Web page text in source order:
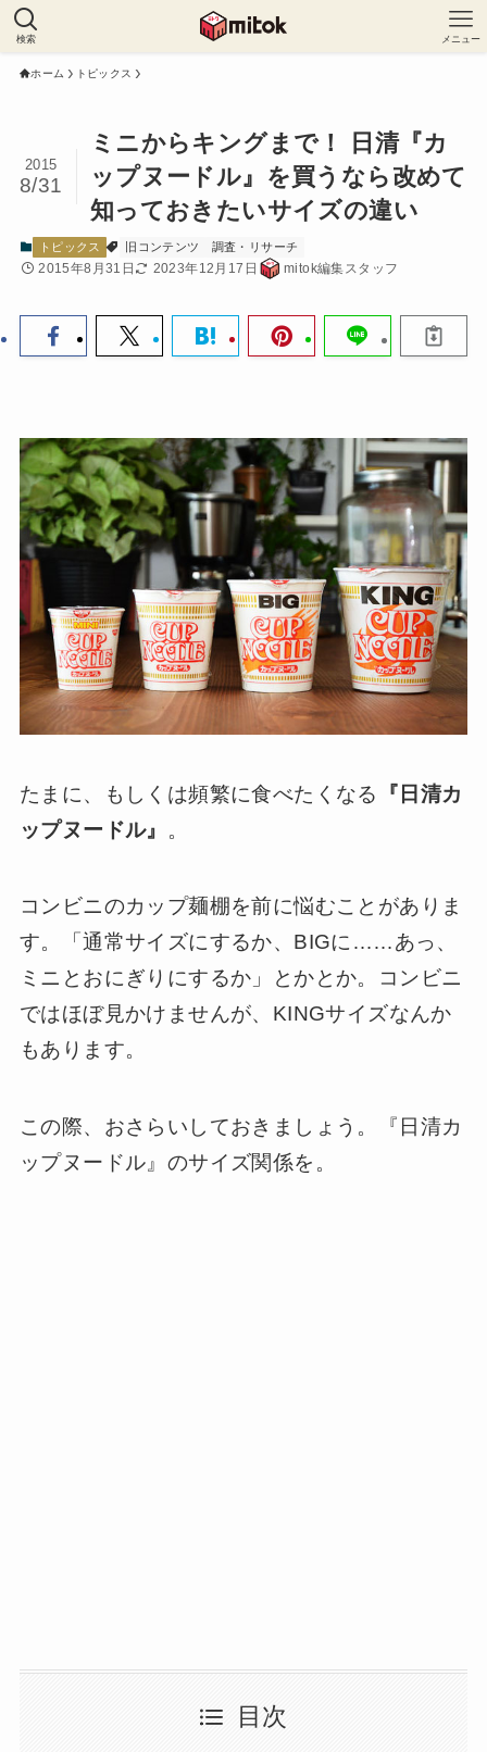
検索 メニュー
ホーム トピックス
ミニからキングまで！ 日清『カ
ップヌードル』を買うなら改めて
知っておきたいサイズの違い
2015
8/31
トピックス 旧コンテンツ 調査・リサーチ
2015年8月31日 2023年12月17日 mitok編集スタッフ
たまに、もしくは頻繁に食べたくなる
『日清カ
ップヌードル』
。
コンビニのカップ麺棚を前に悩むことがありま
す。「通常サイズにするか、BIGに……あっ、
ミニとおにぎりにするか」とかとか。コンビニ
ではほぼ見かけませんが、KINGサイズなんか
もあります。
この際、おさらいしておきましょう。『日清カ
ップヌードル』のサイズ関係を。
目次